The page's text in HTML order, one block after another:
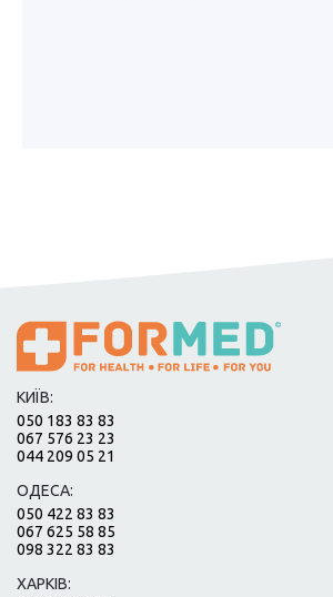
КИЇВ:
050 183 83 83
067 576 23 23
044 209 05 21
ОДЕСА:
050 422 83 83
067 625 58 85
098 322 83 83
ХАРКІВ: